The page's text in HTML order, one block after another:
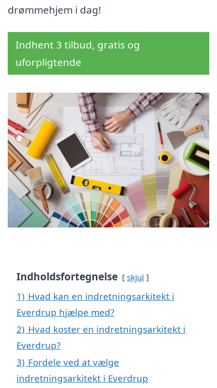
drømmehjem i dag!
Indhent 3 tilbud, gratis og
uforpligtende
Indholdsfortegnelse skjul
1) Hvad kan en indretningsarkitekt i
Everdrup hjælpe med?
2) Hvad koster en indretningsarkitekt i
Everdrup?
3) Fordele ved at vælge
indretningsarkitekt i Everdrup